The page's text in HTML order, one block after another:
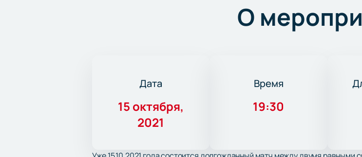
О
Дата
15 октября,
2021
Время
19:30